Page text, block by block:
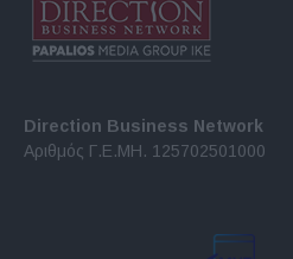
Direction Business Network
Αριθμός Γ.Ε.ΜΗ. 125702501000